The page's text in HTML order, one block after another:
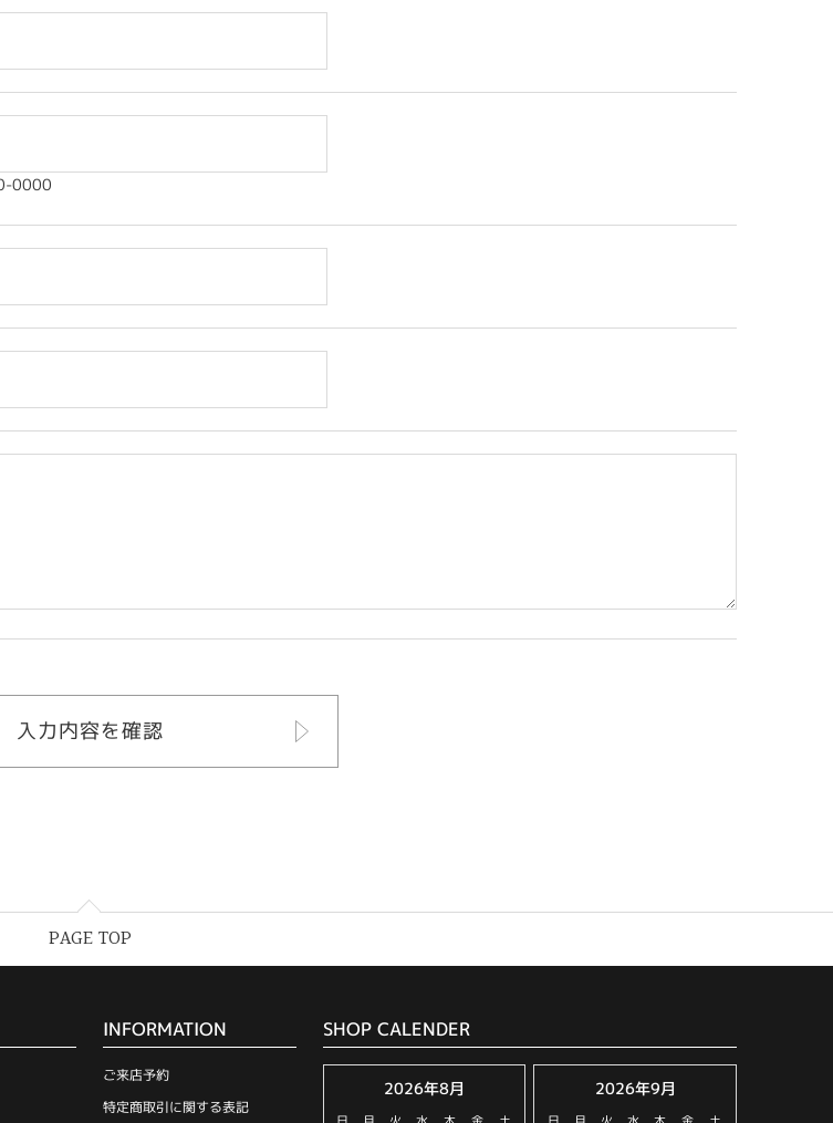
0000
PAGE TOP
INFORMATION
ご来店予約
特定商取引に関する表記
SHOP CALENDER
2026年8月 2026年9月